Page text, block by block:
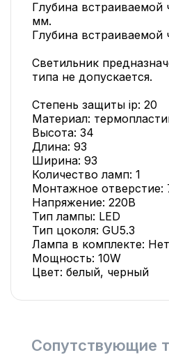
Глубина
мм.
Глубина встраиваемой
Светильник
типа не допускается.
Степень защиты ip: 20
Материал:
Высота: 34
Длина: 93
Ширина: 93
Количество ламп: 1
Монтажное отверстие:
Напряжение: 220В
Тип лампы: LED
Тип цоколя: GU5.3
Лампа в комплекте: Нет
Мощность: 10W
Цвет: белый, черный
Сопутствующие